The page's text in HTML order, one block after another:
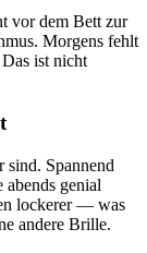
vor dem Bett zur
Morgens fehlt
ist nicht
sind. Spannend
abends genial
lockerer — was
andere Brille.